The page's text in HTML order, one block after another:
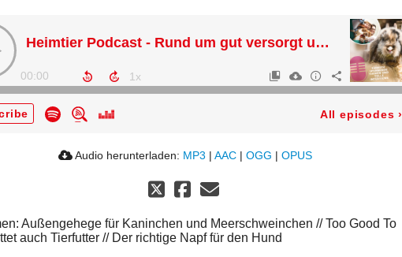
Heimtier Podcast - Rund um gut versorgt und ausgestattet
00:00
All episodes ›
Audio herunterladen: MP3 | AAC | OGG | OPUS
Außengehege für Kaninchen und Meerschweinchen // Too Good To
auch Tierfutter // Der richtige Napf für den Hund